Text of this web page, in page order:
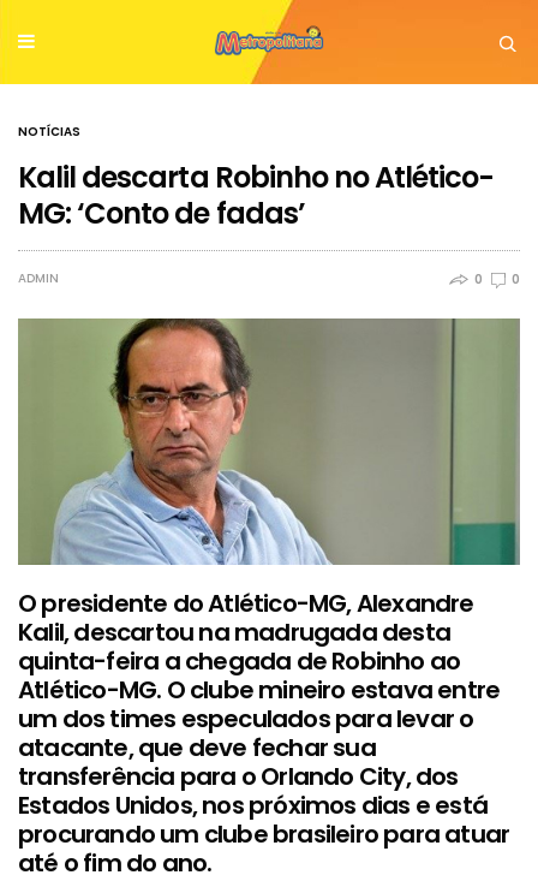
NOTÍCIAS
Kalil descarta Robinho no Atlético-
MG: ‘Conto de fadas’
ADMIN 0 0
O presidente do Atlético-MG, Alexandre
Kalil, descartou na madrugada desta
quinta-feira a chegada de Robinho ao
Atlético-MG. O clube mineiro estava entre
um dos times especulados para levar o
atacante, que deve fechar sua
transferência para o Orlando City, dos
Estados Unidos, nos próximos dias e está
procurando um clube brasileiro para atuar
até o fim do ano.